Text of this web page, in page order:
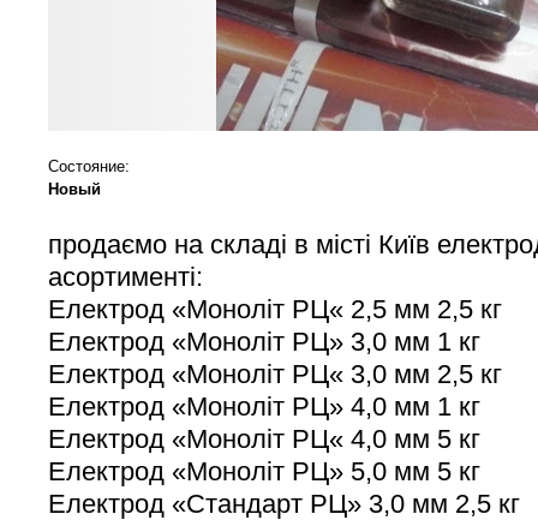
Состояние:
Новый
продаємо на складі в місті Київ
асортименті:
Електрод «Моноліт РЦ« 2,5 мм 2,5 кг
Електрод «Моноліт РЦ» 3,0 мм 1 кг
Електрод «Моноліт РЦ« 3,0 мм 2,5 кг
Електрод «Моноліт РЦ» 4,0 мм 1 кг
Електрод «Моноліт РЦ« 4,0 мм 5 кг
Електрод «Моноліт РЦ» 5,0 мм 5 кг
Електрод «Стандарт РЦ» 3,0 мм 2,5 кг